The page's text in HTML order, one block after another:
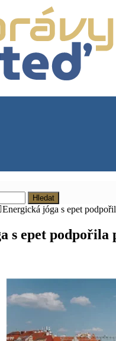
Energická jóga s epet
s epet podpořila